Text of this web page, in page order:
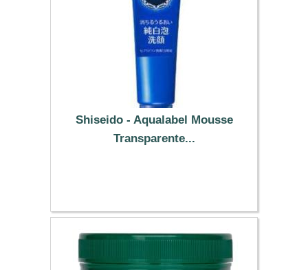
Shiseido - Aqualabel Mousse
Transparente...